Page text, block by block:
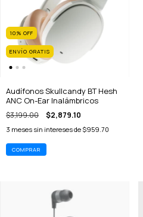
10% OFF
ENVÍO GRATIS
Audífonos Skullcandy BT Hesh
ANC On-Ear Inalámbricos
$3,199.00 $2,879.10
3 meses sin intereses de $959.70